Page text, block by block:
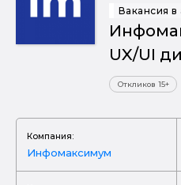
Вакансия в
UX/UI
Откликов 15+
Компания:
Инфомаксимум